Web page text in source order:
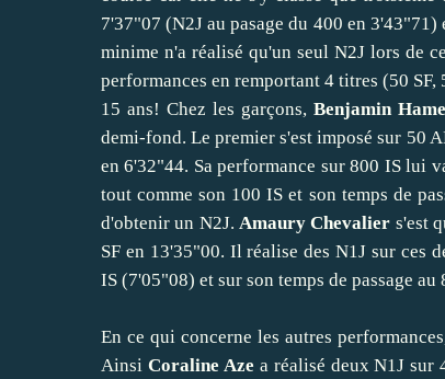
7'37"07 (N2J au pasage du 400 en 3'43"71)
minime n'a réalisé qu'un seul N2J lors de
performances en remportant 4 titres (50 SF,
15 ans! Chez les garçons, Benjamin
demi-fond. Le premier s'est imposé sur 50
en 6'32"44. Sa performance sur 800 IS lui
tout comme son 100 IS et son temps de
d'obtenir un N2J. Amaury Chevalier s'est
SF en 13'35"00. Il réalise des N1J sur ces
IS (7'05"08) et sur son temps de passage
En ce qui concerne les autres
Ainsi Coraline Aze a réalisé deux N1J